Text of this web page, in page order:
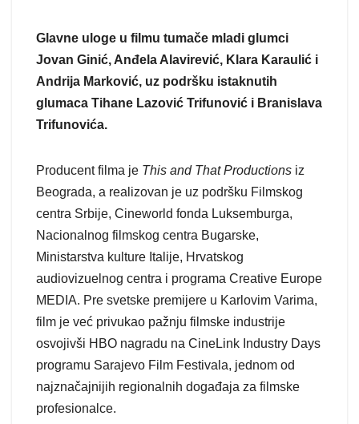
Glavne uloge u filmu tumače mladi glumci
Jovan Ginić, Anđela Alavirević, Klara Karaulić i
Andrija Marković, uz podršku istaknutih
glumaca Tihane Lazović Trifunović i Branislava
Trifunovića.
Producent filma je This and That Productions iz
Beograda, a realizovan je uz podršku Filmskog
centra Srbije, Cineworld fonda Luksemburga,
Nacionalnog filmskog centra Bugarske,
Ministarstva kulture Italije, Hrvatskog
audiovizuelnog centra i programa Creative Europe
MEDIA. Pre svetske premijere u Karlovim Varima,
film je već privukao pažnju filmske industrije
osvojivši HBO nagradu na CineLink Industry Days
programu Sarajevo Film Festivala, jednom od
najznačajnijih regionalnih događaja za filmske
profesionalce.